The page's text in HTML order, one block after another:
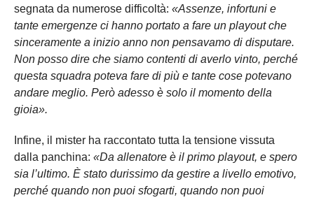
segnata da numerose difficoltà: «Assenze, infortuni e
tante emergenze ci hanno portato a fare un playout che
sinceramente a inizio anno non pensavamo di disputare.
Non posso dire che siamo contenti di averlo vinto, perché
questa squadra poteva fare di più e tante cose potevano
andare meglio. Però adesso è solo il momento della
gioia».
Infine, il mister ha raccontato tutta la tensione vissuta
dalla panchina: «Da allenatore è il primo playout, e spero
sia l’ultimo. È stato durissimo da gestire a livello emotivo,
perché quando non puoi sfogarti, quando non puoi